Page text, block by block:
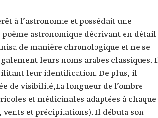
à l’astronomie et possédait une
astronomique décrivant en détail
de manière chronologique et ne se
leurs noms arabes classiques.
leur identification. De plus, il
de visibilité,La longueur de l’ombre
et médicinales adaptées à chaque
et précipitations). Il débuta son